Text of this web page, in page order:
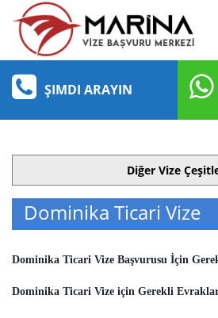
ŞIMDI ARAYIN
Diğer Vize
Dominika Ticari Vize
Dominika Ticari Vize Başvurusu İçin
Dominika Ticari Vize için Gerekli